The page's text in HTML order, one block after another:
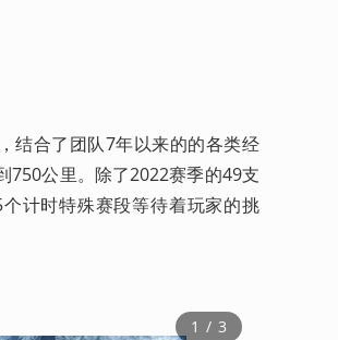
结合了团队7年以来的的各类经
750公里。除了2022赛季的49支
计时特殊赛段等待着玩家的挑
1 / 3